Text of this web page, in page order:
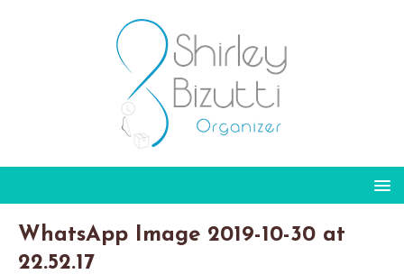
WhatsApp Image 2019-10-30 at
22.52.17